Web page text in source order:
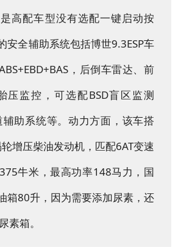
高配车型没有选配一键启动按
安全辅助系统包括博世9.3ESP车
，后倒车雷达、前
压监控，可选配BSD盲区监测
辅助系统等。动力方面，该车搭
增压柴油发动机，匹配6AT变速
牛米，最高功率148马力，国
箱80升，因为需要添加尿素，还
素箱。